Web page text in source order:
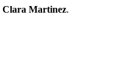
Clara Martinez.